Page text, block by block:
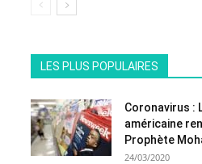
LES PLUS POPULAIRES
Coronavirus :
américaine
24/03/2020